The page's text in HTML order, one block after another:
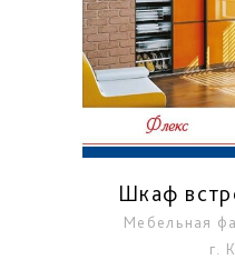
Шкаф
Мебельная
г.